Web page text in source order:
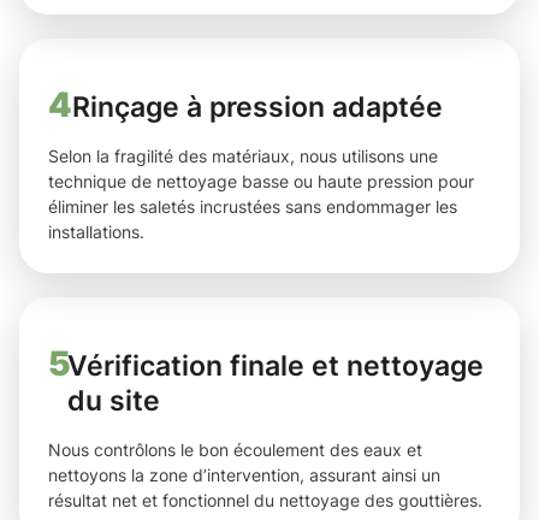
4Rinçage à pression adaptée
Selon la fragilité des matériaux, nous utilisons une
technique de nettoyage basse ou haute pression pour
éliminer les saletés incrustées sans endommager les
installations.
5Vérification finale et nettoyage
du site
Nous contrôlons le bon écoulement des eaux et
nettoyons la zone d’intervention, assurant ainsi un
résultat net et fonctionnel du nettoyage des gouttières.